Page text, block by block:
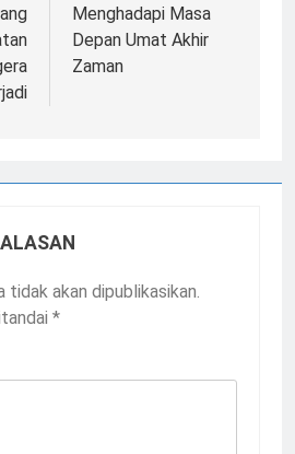
Menghadapi Masa
Depan Umat Akhir
Zaman
tidak akan dipublikasikan.
*